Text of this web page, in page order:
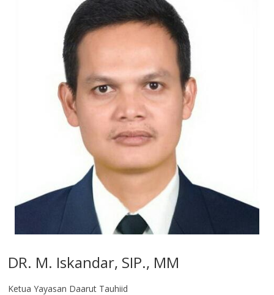
DR. M. Iskandar, SIP., MM
Ketua Yayasan Daarut Tauhiid